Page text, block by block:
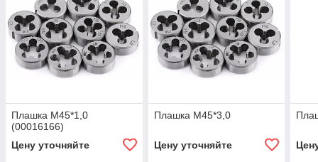
Плашка М45*1,0
(00016166)
Цену уточняйте
Плашка М45*3,0
Цену уточняйте